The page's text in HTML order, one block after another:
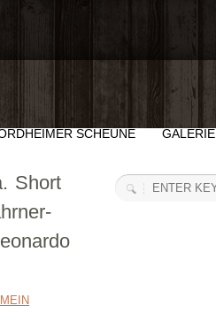
SCHEUNE GALERIE
Short